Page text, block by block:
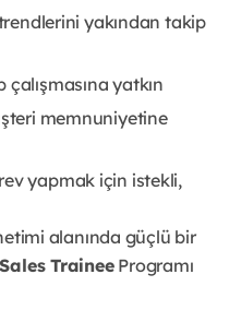
yakından takip
yatkın
memnuniyetine
yapmak için istekli,
alanında güçlü bir
Sales TraineeProgramı